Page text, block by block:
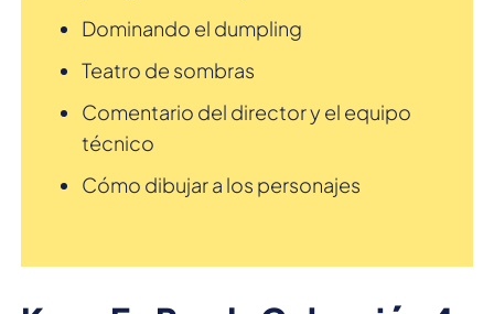
Dominando el dumpling
Teatro de sombras
Comentario del director y el equipo
técnico
Cómo dibujar a los personajes